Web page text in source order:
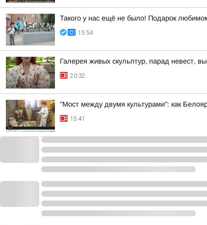
Такого у нас ещё не было! Подарок
15:54
Галерея живых скульптур, парад невест,
20:32
"Мост между двумя культурами": как
15:41